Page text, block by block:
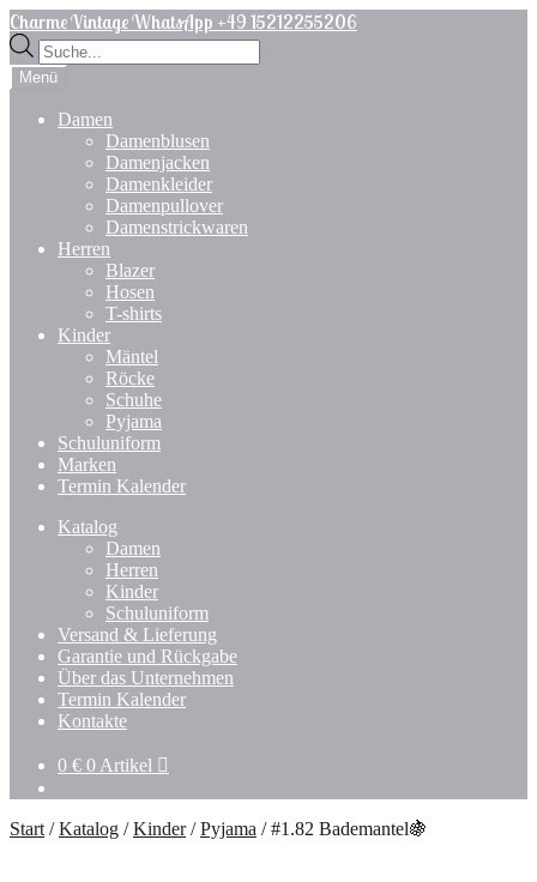
Zur
Navigation
springen
Zum
Inhalt
springen
Charme Vintage WhatsApp +49 15212255206
Products
search
Menü
Damen
Damenblusen
Damenjacken
Damenkleider
Damenpullover
Damenstrickwaren
Herren
Blazer
Hosen
T-shirts
Kinder
Mäntel
Röcke
Schuhe
Pyjama
Schuluniform
Marken
Termin Kalender
Katalog
Damen
Herren
Kinder
Schuluniform
Versand & Lieferung
Garantie und Rückgabe
Über das Unternehmen
Termin Kalender
Kontakte
0 € 0 Artikel
Start /Katalog /Kinder/Pyjama /#1.82 Bademantel🍇